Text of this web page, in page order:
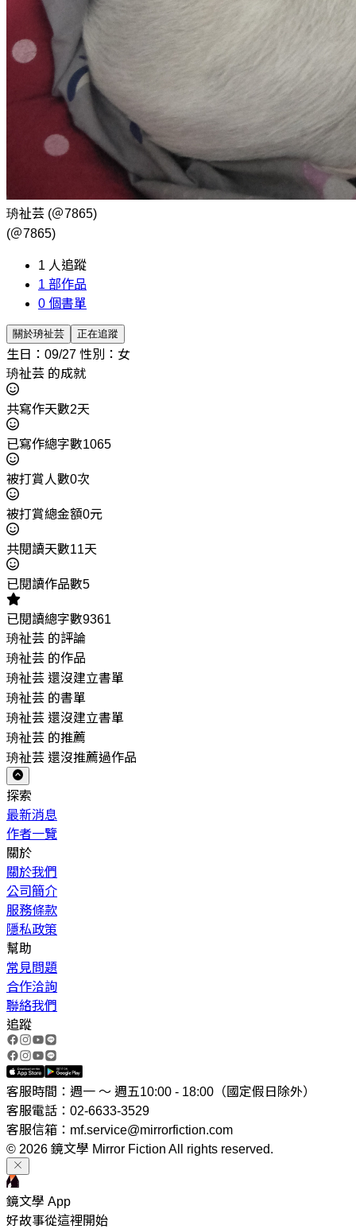
珘祉芸 (＠7865)
(＠7865)
1 人追蹤
1 部作品
0 個書單
關於珘祉芸 正在追蹤
生日：09/27 性別：女
珘祉芸 的成就
共寫作天數2天
已寫作總字數1065
被打賞人數0次
被打賞總金額0元
共閱讀天數11天
已閱讀作品數5
已閱讀總字數9361
珘祉芸 的評論
珘祉芸 的作品
珘祉芸 還沒建立書單
珘祉芸 的書單
珘祉芸 還沒建立書單
珘祉芸 的推薦
珘祉芸 還沒推薦過作品
探索
最新消息
作者一覽
關於
關於我們
公司簡介
服務條款
隱私政策
幫助
常見問題
合作洽詢
聯絡我們
追蹤
客服時間：週一 ～ 週五10:00 - 18:00（國定假日除外）
客服電話：02-6633-3529
客服信箱：mf.service@mirrorfiction.com
© 2026 鏡文學 Mirror Fiction All rights reserved.
鏡文學 App
好故事從這裡開始